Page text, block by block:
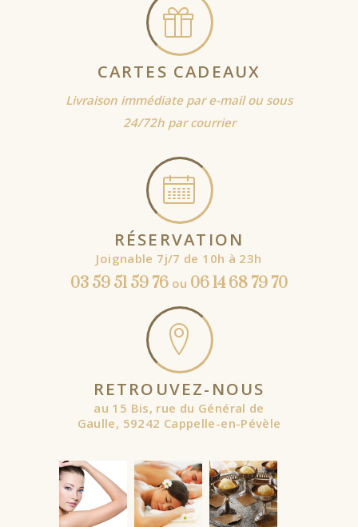
CARTES CADEAUX
Livraison immédiate par e-mail ou sous
24/72h par courrier
RÉSERVATION
Joignable 7j/7 de 10h à 23h
03 59 51 59 76 ou 06 14 68 79 70
RETROUVEZ-NOUS
au 15 Bis, rue du Général de
Gaulle, 59242 Cappelle-en-Pévèle
À partir de